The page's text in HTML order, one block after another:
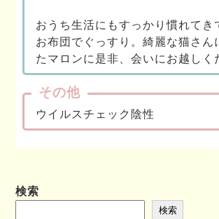
おうち生活にもすっかり慣れてき
お布団でぐっすり。綺麗な猫さん
たマロンに是非、会いにお越しく
その他
ウイルスチェック陰性
検索
検索